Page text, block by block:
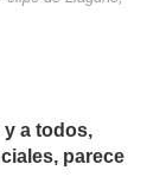
y a todos,
parece